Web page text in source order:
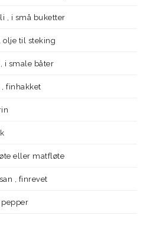
, i små buketter
olje til steking
i smale båter
finhakket
eller matfløte
, finrevet